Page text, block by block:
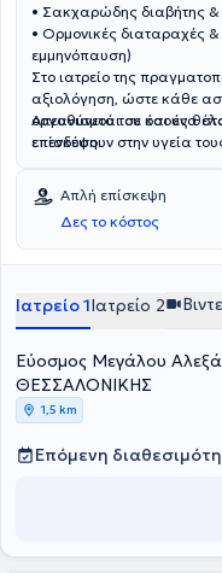
• Σακχαρώδης διαβήτης &
• Ορμονικές διαταραχές
εμμηνόπαυση)
Στο ιατρείο της
αξιολόγηση, ώστε κάθε
οργανισμού του και ένα
επίσκεψη.
Απευθύνεται σε όσους
επενδύσουν στην υγεία
Απλή επίσκεψη
Δες το κόστος
Ιατρείο 1Ιατρείο 2
Εύοσμος Μεγάλου
ΘΕΣΣΑΛΟΝΙΚΗΣ
1,5 km
Επόμενη